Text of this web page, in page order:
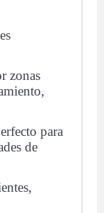
zonas
para
de